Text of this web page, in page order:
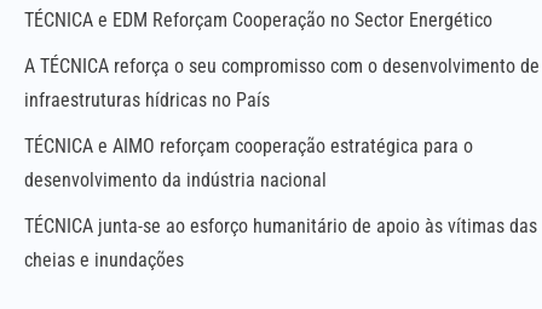
TÉCNICA e EDM Reforçam Cooperação no Sector Energético
A TÉCNICA reforça o seu compromisso com o desenvolvimento de
infraestruturas hídricas no País
TÉCNICA e AIMO reforçam cooperação estratégica para o
desenvolvimento da indústria nacional
TÉCNICA junta-se ao esforço humanitário de apoio às vítimas das
cheias e inundações